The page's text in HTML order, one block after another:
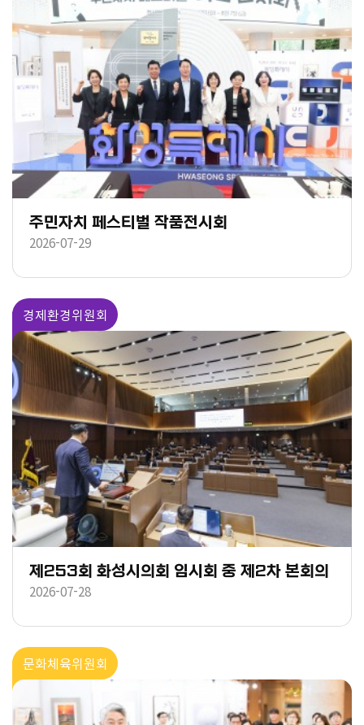
주민자치 페스티벌 작품전시회
2026-07-29
경제환경위원회
제253회 화성시의회 임시회 중 제2차 본회의
2026-07-28
문화체육위원회